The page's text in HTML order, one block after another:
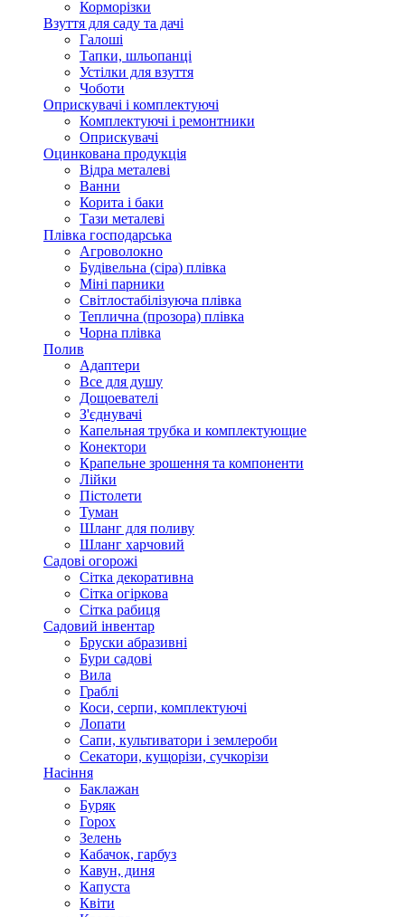
Корморізки
Взуття для саду та дачі
Галоші
Тапки, шльопанці
Устілки для взуття
Чоботи
Оприскувачі і комплектуючі
Комплектуючі і ремонтники
Оприскувачі
Оцинкована продукція
Відра металеві
Ванни
Корита і баки
Тази металеві
Плівка господарська
Агроволокно
Будівельна (сіра) плівка
Міні парники
Світлостабілізуюча плівка
Теплична (прозора) плівка
Чорна плівка
Полив
Адаптери
Все для душу
Дощоевателі
З'єднувачі
Капельная трубка и комплектующие
Конектори
Крапельне зрошення та компоненти
Лійки
Пістолети
Туман
Шланг для поливу
Шланг харчовий
Садові огорожі
Сітка декоративна
Сітка огіркова
Сітка рабиця
Садовий інвентар
Бруски абразивні
Бури садові
Вила
Граблі
Коси, серпи, комплектуючі
Лопати
Сапи, культиватори і землероби
Секатори, кущорізи, сучкорізи
Насіння
Баклажан
Буряк
Горох
Зелень
Кабачок, гарбуз
Кавун, диня
Капуста
Квіти